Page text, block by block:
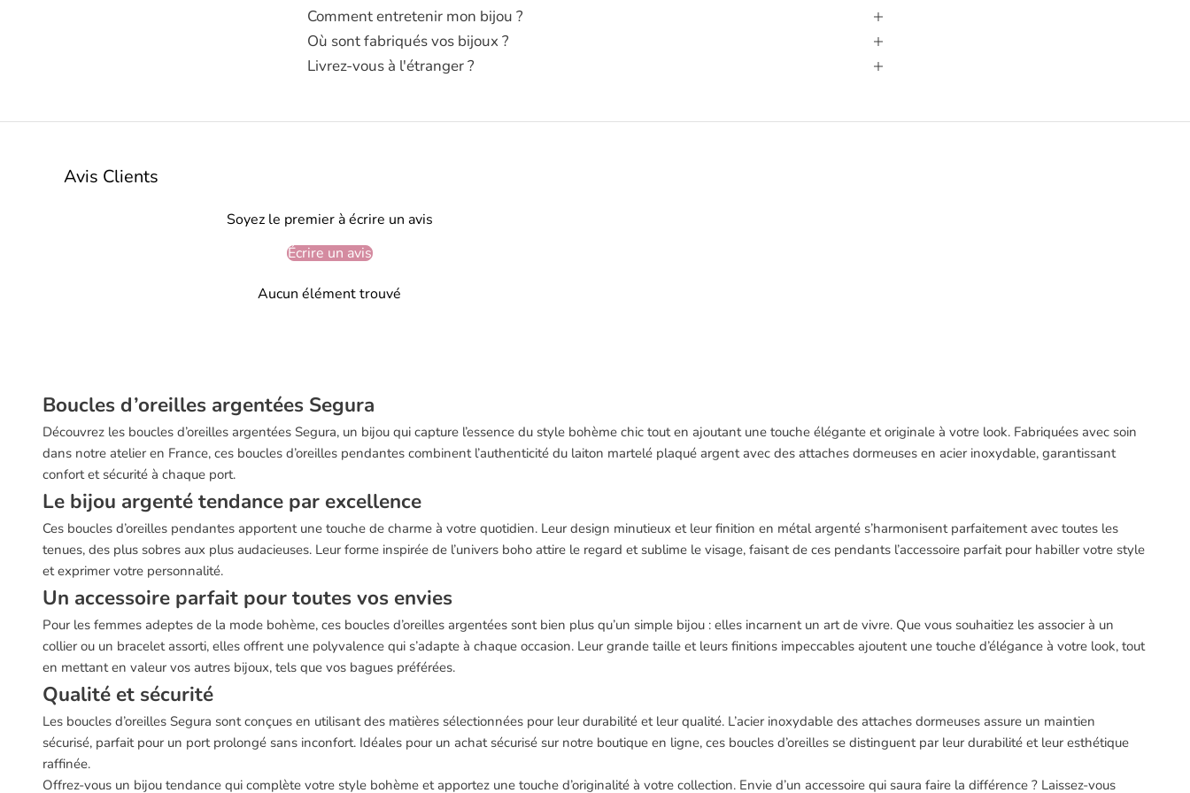
Comment entretenir mon bijou ?
Où sont fabriqués vos bijoux ?
Livrez-vous à l'étranger ?
Avis Clients
Soyez le premier à écrire un avis
Écrire un avis
Aucun élément trouvé
Boucles d’oreilles argentées Segura
Découvrez les boucles d’oreilles argentées Segura, un bijou qui capture l’essence du style bohème chic tout en ajoutant une touche élégante et originale à votre look. Fabriquées avec soin
dans notre atelier en France, ces boucles d’oreilles pendantes combinent l’authenticité du laiton martelé plaqué argent avec des attaches dormeuses en acier inoxydable, garantissant
confort et sécurité à chaque port.
Le bijou argenté tendance par excellence
Ces boucles d’oreilles pendantes apportent une touche de charme à votre quotidien. Leur design minutieux et leur finition en métal argenté s’harmonisent parfaitement avec toutes les
tenues, des plus sobres aux plus audacieuses. Leur forme inspirée de l’univers boho attire le regard et sublime le visage, faisant de ces pendants l’accessoire parfait pour habiller votre style
et exprimer votre personnalité.
Un accessoire parfait pour toutes vos envies
Pour les femmes adeptes de la mode bohème, ces boucles d’oreilles argentées sont bien plus qu’un simple bijou : elles incarnent un art de vivre. Que vous souhaitiez les associer à un
collier ou un bracelet assorti, elles offrent une polyvalence qui s’adapte à chaque occasion. Leur grande taille et leurs finitions impeccables ajoutent une touche d’élégance à votre look, tout
en mettant en valeur vos autres bijoux, tels que vos bagues préférées.
Qualité et sécurité
Les boucles d’oreilles Segura sont conçues en utilisant des matières sélectionnées pour leur durabilité et leur qualité. L’acier inoxydable des attaches dormeuses assure un maintien
sécurisé, parfait pour un port prolongé sans inconfort. Idéales pour un achat sécurisé sur notre boutique en ligne, ces boucles d’oreilles se distinguent par leur durabilité et leur esthétique
raffinée.
Offrez-vous un bijou tendance qui complète votre style bohème et apportez une touche d’originalité à votre collection. Envie d’un accessoire qui saura faire la différence ? Laissez-vous